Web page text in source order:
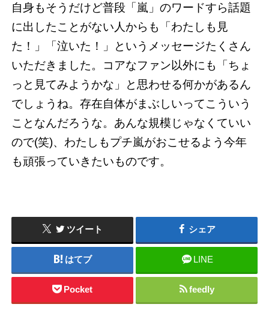
自身もそうだけど普段「嵐」のワードすら話題
に出したことがない人からも「わたしも見
た！」「泣いた！」というメッセージたくさん
いただきました。コアなファン以外にも「ちょ
っと見てみようかな」と思わせる何かがあるん
でしょうね。存在自体がまぶしいってこういう
ことなんだろうな。あんな規模じゃなくていい
ので(笑)、わたしもプチ嵐がおこせるよう今年
も頑張っていきたいものです。
ツイート シェア
はてブ LINE
Pocket feedly